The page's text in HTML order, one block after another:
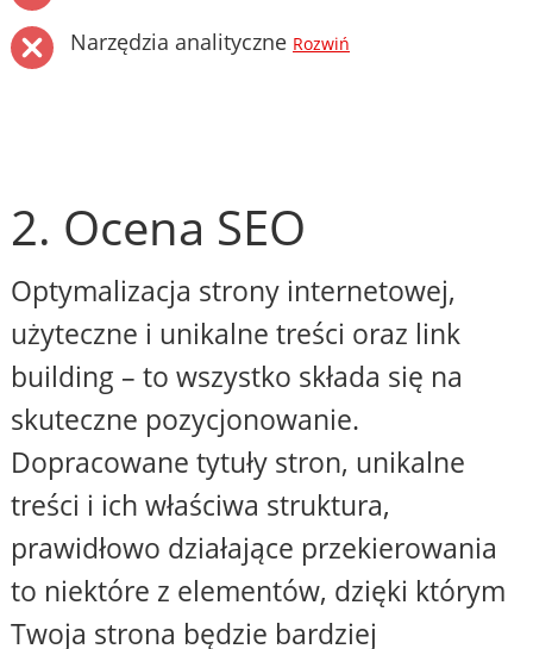
Narzędzia analityczne Rozwiń
2. Ocena SEO
Optymalizacja strony internetowej,
użyteczne i unikalne treści oraz link
building – to wszystko składa się na
skuteczne pozycjonowanie.
Dopracowane tytuły stron, unikalne
treści i ich właściwa struktura,
prawidłowo działające przekierowania
to niektóre z elementów, dzięki którym
Twoja strona będzie bardziej